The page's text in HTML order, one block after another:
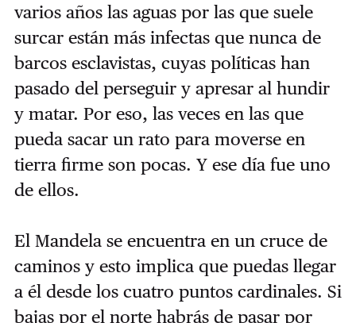
varios años las aguas por las que suele
surcar están más infectas que nunca de
barcos esclavistas, cuyas políticas han
pasado del perseguir y apresar al hundir
y matar. Por eso, las veces en las que
pueda sacar un rato para moverse en
tierra firme son pocas. Y ese día fue uno
de ellos.
El Mandela se encuentra en un cruce de
caminos y esto implica que puedas llegar
a él desde los cuatro puntos cardinales. Si
bajas por el norte habrás de pasar por